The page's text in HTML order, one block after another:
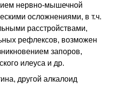
нервно-мышечной
осложнениями, в т.ч.
расстройствами,
рефлексов, возможен
запоров,
илеуса и др.
другой алкалоид